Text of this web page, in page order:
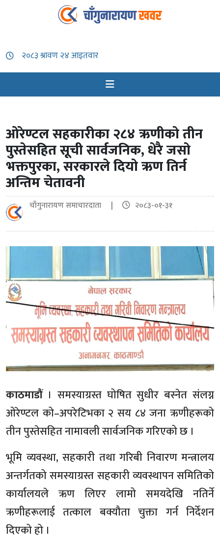
ओरेण्टल सहकारीका २८४ ऋणीको तीन
पुस्तेसहित सूची सार्वजनिक, धेरै जसो
भक्तपुरका, सरकारले दियो ऋण तिर्न
अन्तिम चेतावनी
चाँगुनारायण समाचारदाता | २०८३-०१-३१
काठमाडौं। समस्याग्रस्त घोषित सुधीर बस्नेत संलग्न
ओरेण्टल को–अपरेटिभका २ सय ८४ जना ऋणीहरूको
तीन पुस्तेसहित नामावली सार्वजनिक गरिएको छ ।
भूमि व्यवस्था, सहकारी तथा गरिबी निवारण मन्त्रालय
अन्तर्गतको समस्याग्रस्त सहकारी व्यवस्थापन समितिको
कार्यालयले ऋण लिएर लामो समयदेखि नतिर्ने
ऋणीहरूलाई तत्काल बक्यौता चुक्ता गर्न निर्देशन
दिएको हो ।